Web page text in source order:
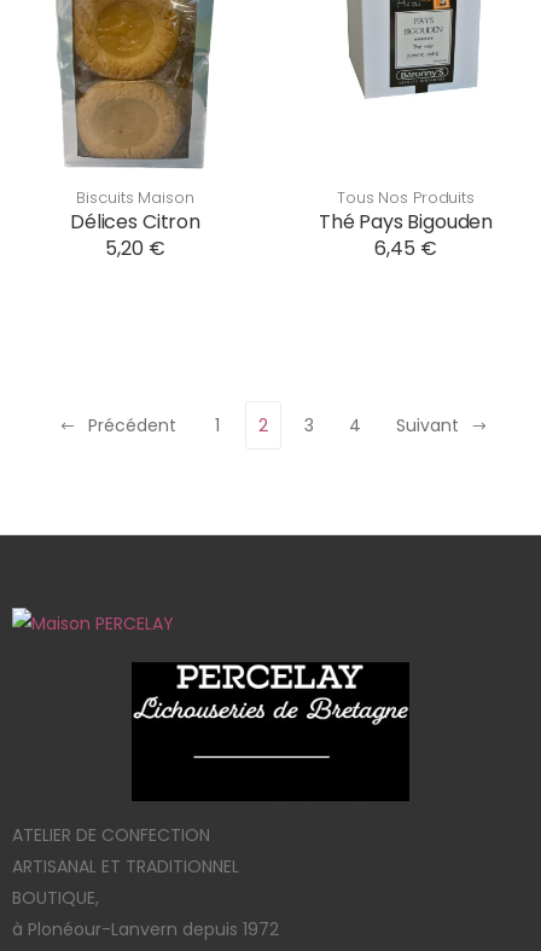
Biscuits Maison
Délices Citron
5,20 €
Tous Nos Produits
Thé Pays Bigouden
6,45 €
Précédent 1 2 3 4 Suivant
ATELIER DE CONFECTION
ARTISANAL ET TRADITIONNEL
BOUTIQUE,
à Plonéour-Lanvern depuis 1972